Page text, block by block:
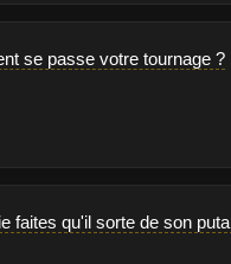
se passe votre tournage ?
faites qu'il sorte de son